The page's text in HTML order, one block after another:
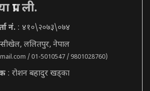
ली.
नं. : ४१०\२०७३\०७४
ललितपुर, नेपाल
/ 01-5010547 / 9801028760)
: रोशन बहादुर खड्का